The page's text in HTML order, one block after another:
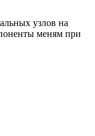
узлов на
меням при